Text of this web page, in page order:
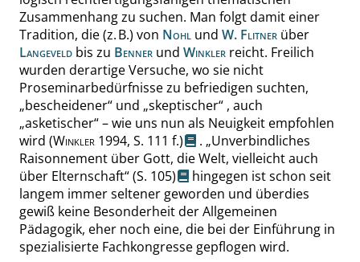
Zusammenhang zu suchen. Man folgt damit einer
Tradition, die (z. B.) von Nohl und W. Flitner über
Langeveld bis zu Benner und Winkler reicht. Freilich
wurden derartige Versuche, wo sie nicht
Proseminarbedürfnisse zu befriedigen suchten,
„bescheidener“ und „skeptischer“ , auch
„asketischer“– wie uns nun als Neuigkeit empfohlen
wird (Winkler 1994, S. 111 f.) . „Unverbindliches
Raisonnement über Gott, die Welt, vielleicht auch
über Elternschaft“(S. 105)
hingegen ist schon seit
langem immer seltener geworden und überdies
gewiß keine Besonderheit der Allgemeinen
Pädagogik, eher noch eine, die bei der Einführung in
spezialisierte Fachkongresse gepflogen wird.